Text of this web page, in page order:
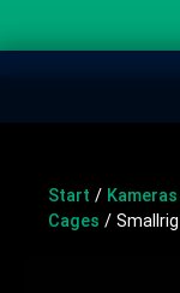
Start / Kameras
Cages /